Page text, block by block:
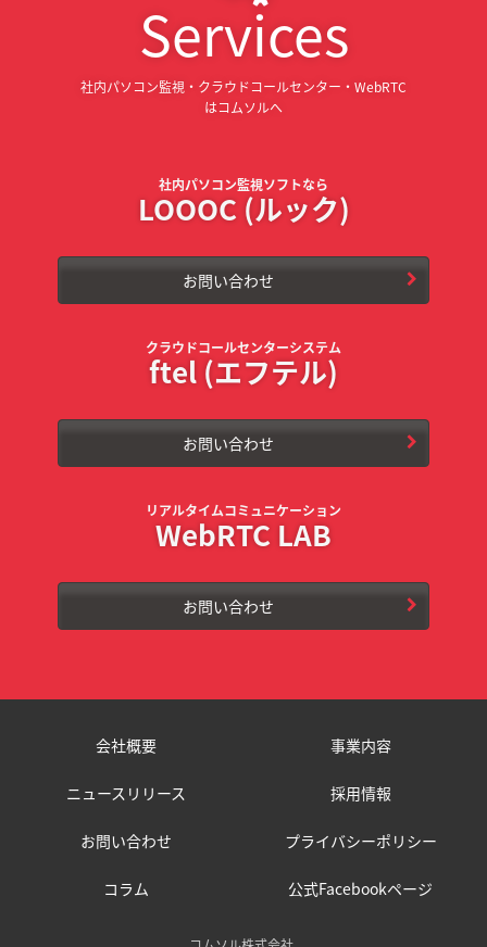
Services
社内パソコン監視・クラウドコールセンター・WebRTC
はコムソルへ
社内パソコン監視ソフトなら
LOOOC (ルック)
お問い合わせ
クラウドコールセンターシステム
ftel (エフテル)
お問い合わせ
リアルタイムコミュニケーション
WebRTC LAB
お問い合わせ
会社概要 事業内容
ニュースリリース 採用情報
お問い合わせ プライバシーポリシー
コラム 公式Facebookページ